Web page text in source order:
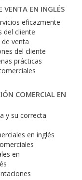
VENTA EN INGLÉS
eficazmente
del cliente
venta
del cliente
prácticas
COMERCIAL EN
y su correcta
en inglés
en